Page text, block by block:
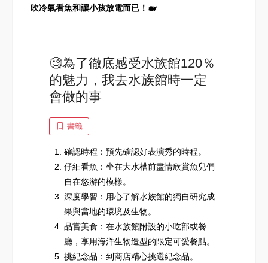
吹冷氣看魚和讓小孩放電而已！🐋
🧐為了徹底感受水族館120％
的魅力，我去水族館時一定
會做的事
書籤
確認時程：預先確認好表演秀的時程。
仔細看魚：坐在大水槽前盡情欣賞魚兒們
自在悠游的模樣。
深度學習：用心了解水族館的獨自研究成
果與當地的環境及生物。
品嘗美食：在水族館附設的小吃部或餐
廳，享用海洋生物造型的限定可愛餐點。
挑紀念品：到商店精心挑選紀念品。